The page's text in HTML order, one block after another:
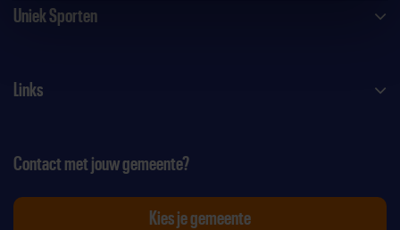
Uniek Sporten
Links
Contact met jouw gemeente?
Kies je gemeente